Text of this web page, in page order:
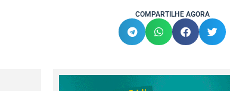
COMPARTILHE AGORA